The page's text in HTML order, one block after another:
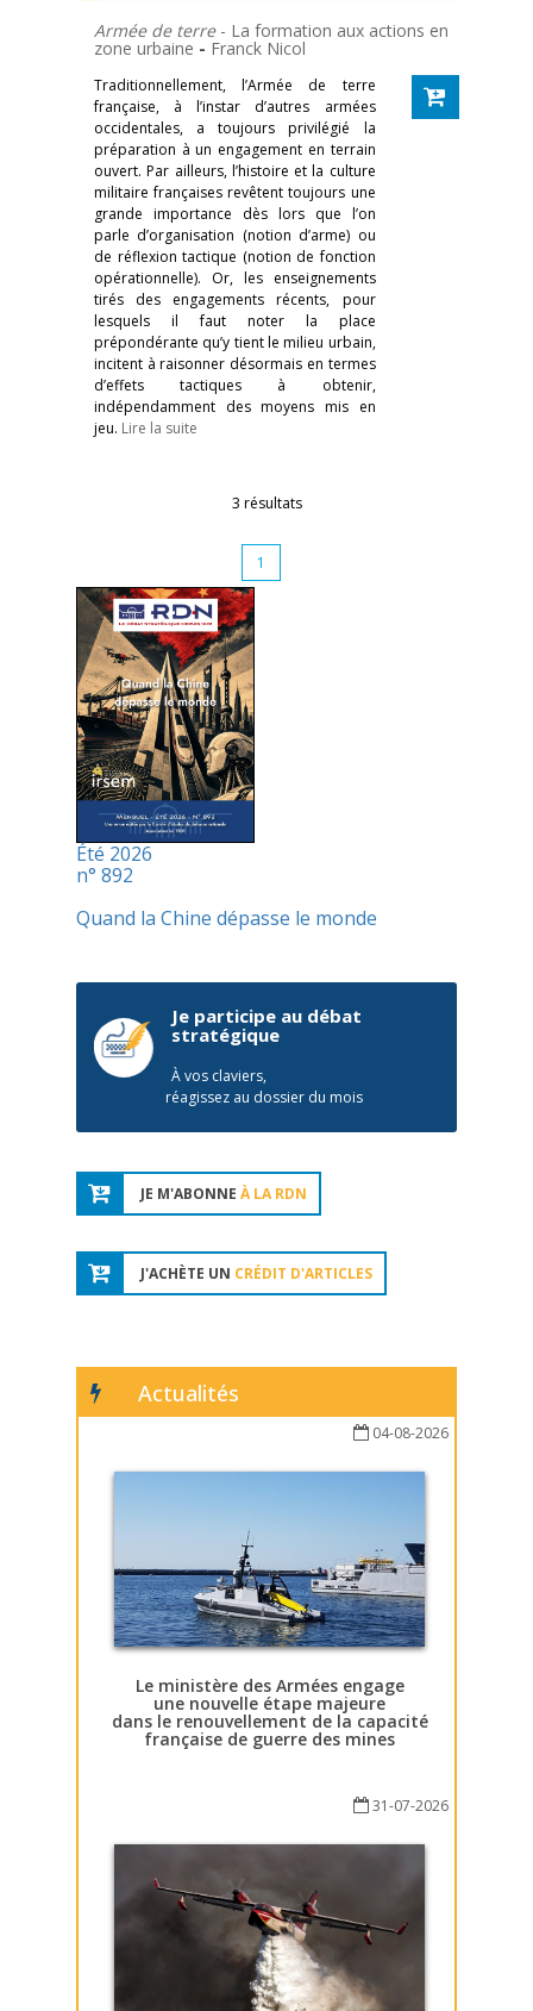
Armée de terre- La formation aux actions en
zone urbaine - Franck Nicol
Traditionnellement, l’Armée de terre
française, à l’instar d’autres armées
occidentales, a toujours privilégié la
préparation à un engagement en terrain
ouvert. Par ailleurs, l’histoire et la culture
militaire françaises revêtent toujours une
grande importance dès lors que l’on
parle d’organisation (notion d’arme) ou
de réflexion tactique (notion de fonction
opérationnelle). Or, les enseignements
tirés des engagements récents, pour
lesquels il faut noter la place
prépondérante qu’y tient le milieu urbain,
incitent à raisonner désormais en termes
d’effets tactiques à obtenir,
indépendamment des moyens mis en
jeu. Lire la suite
3 résultats
1
Été 2026
n° 892
Quand la Chine dépasse le monde
Je participe au débat
stratégique
À vos claviers,
réagissez au dossier du mois
JE M'ABONNE À LA RDN
J'ACHÈTE UN CRÉDIT D'ARTICLES
Actualités
04-08-2026
Le ministère des Armées engage
une nouvelle étape majeure
dans le renouvellement de la capacité
française de guerre des mines
31-07-2026